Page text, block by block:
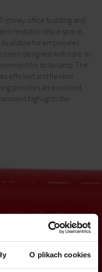
O plikach cookies
storey office building and
rentable office space,
available for employees
been designed with care to
for its tenants. The
efficient and flexible
provides an excellent
highlights the
this offer?